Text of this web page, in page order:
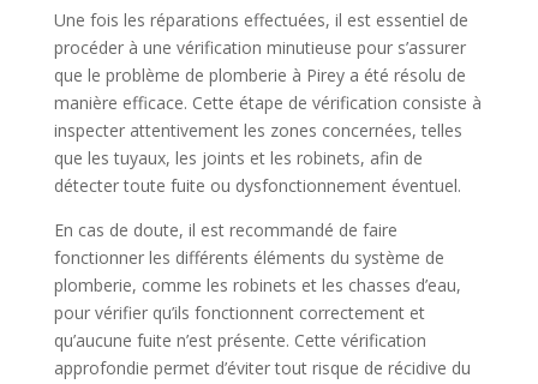
Une fois les réparations effectuées, il est essentiel de
procéder à une vérification minutieuse pour s’assurer
que le problème de plomberie à Pirey a été résolu de
manière efficace. Cette étape de vérification consiste à
inspecter attentivement les zones concernées, telles
que les tuyaux, les joints et les robinets, afin de
détecter toute fuite ou dysfonctionnement éventuel.
En cas de doute, il est recommandé de faire
fonctionner les différents éléments du système de
plomberie, comme les robinets et les chasses d’eau,
pour vérifier qu’ils fonctionnent correctement et
qu’aucune fuite n’est présente. Cette vérification
approfondie permet d’éviter tout risque de récidive du